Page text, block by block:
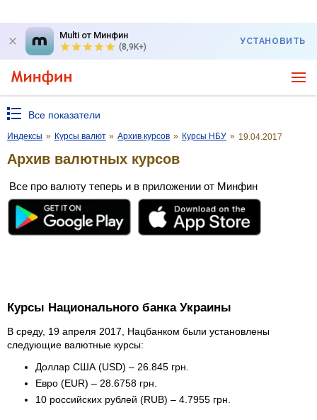
Multi от Минфин
(8,9K+)
УСТАНОВИТЬ
Все показатели
Индексы » Курсы валют » Архив курсов » Курсы НБУ » 19.04.2017
Архив валютных курсов
Все про валюту теперь и в приложении от Минфин
Курсы Национального банка Украины
В среду, 19 апреля 2017, Нацбанком были установлены
следующие валютные курсы:
Доллар США (USD) – 26.845 грн.
Евро (EUR) – 28.6758 грн.
10 российских рублей (RUB) – 4.7955 грн.